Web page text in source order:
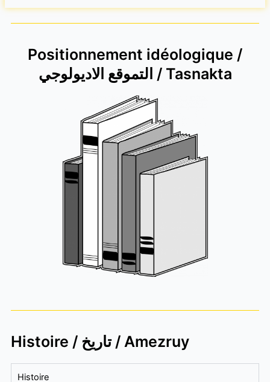
Positionnement idéologique /
التموقع الاديولوجي / Tasnakta
Histoire / تاريخ / Amezruy
Histoire